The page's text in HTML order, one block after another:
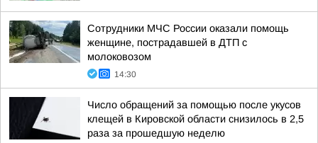
Сотрудники МЧС России оказали помощь
женщине, пострадавшей в ДТП с
молоковозом
14:30
Число обращений за помощью после укусов
клещей в Кировской области снизилось в 2,5
раза за прошедшую неделю